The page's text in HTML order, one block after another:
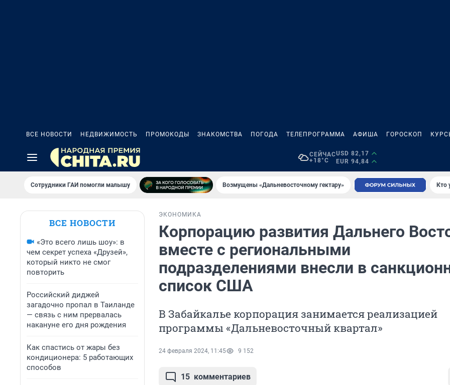
ВСЕ НОВОСТИ НЕДВИЖИМОСТЬ ПРОМОКОДЫ ЗНАКОМСТВА ПОГОДА ТЕЛЕПРОГРАММА АФИША ГОРОСКОП
СЕЙЧАС
+18°C
USD 82,17
EUR 94,84
Сотрудники ГАИ помогли малышу Возмущены «Дальневосточному гектару» Кто
ВСЕ НОВОСТИ
«Это всего лишь шоу»: в
чем секрет успеха «Друзей»,
который никто не смог
повторить
Российский диджей
загадочно пропал в Таиланде
— связь с ним прервалась
накануне его дня рождения
Как спастись от жары без
кондиционера: 5 работающих
способов
ЭКОНОМИКА
Корпорацию развития Дальнего
вместе с региональными
подразделениями внесли в
список США
В Забайкалье корпорация занимается реализацией
программы «Дальневосточный квартал»
24 февраля 2024, 11:45 9 152
15 комментариев